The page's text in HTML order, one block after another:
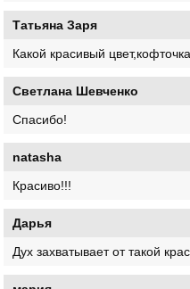
Татьяна Заря
Какой красивый
Светлана Шевченко
Спасибо!
natasha
Красиво!!!
Дарья
Дух захватывает от такой